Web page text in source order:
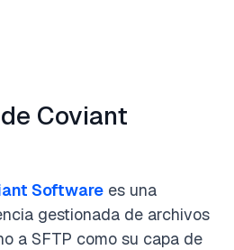
Coviant
Software es una
gestionada de archivos
a SFTP como su capa de